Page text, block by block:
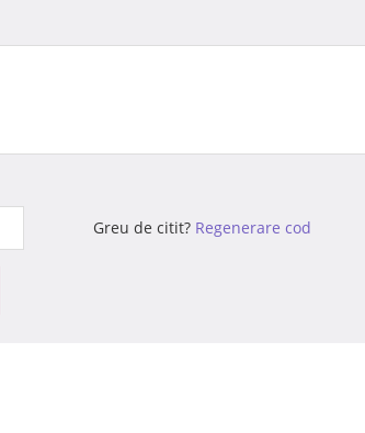
Greu de citit? Regenerare cod